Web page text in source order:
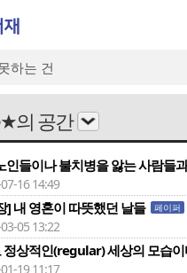
의 공간
인들이나 불치병을 앓는 사람들
16 14:49
] 내 영혼이 따뜻했던 날들 페이퍼
05 13:22
정상적인(regular) 세상의 모습이
19 11:17